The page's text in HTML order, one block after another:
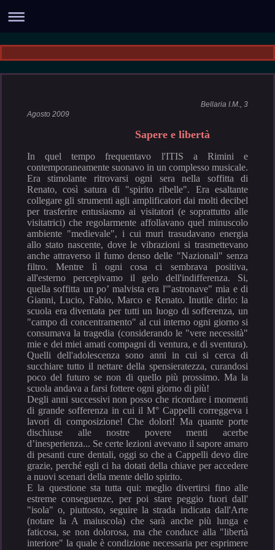
Bellaria I.M., 3
Agosto 2009
Sapere e libertà
In quel tempo frequentavo l'ITIS a Rimini e
contemporaneamente suonavo in un complesso musicale.
Era stimolante ritrovarsi ogni sera nella soffitta di
Renato, così satura di "spirito ribelle". Era esaltante
collegare gli strumenti agli amplificatori dai molti decibel
per trasferire entusiasmo ai visitatori (e soprattutto alle
visitatrici) che regolarmente affollavano quel minuscolo
ambiente "medievale", i cui muri trasudavano energia
allo stato nascente, dove le vibrazioni si trasmettevano
anche attraverso il fumo denso delle "Nazionali" senza
filtro. Mentre lì ogni cosa ci sembrava positiva,
all'esterno percepivamo il gelo dell'indifferenza. Si,
quella soffitta un po’ malvista era l'"astronave" mia e di
Gianni, Lucio, Fabio, Marco e Renato. Inutile dirlo: la
scuola era diventata per tutti un luogo di sofferenza, un
"campo di concentramento" al cui interno ogni giorno si
consumava la tragedia (considerando le "vere necessità"
mie e dei miei amati compagni di ventura, e di sventura).
Quelli dell'adolescenza sono anni in cui si cerca di
succhiare tutto il nettare della spensieratezza, curandosi
poco del futuro se non di quello più prossimo. Ma la
scuola andava a farsi fottere ogni giorno di più!
Degli anni successivi non posso che ricordare i momenti
di grande sofferenza in cui il M° Cappelli correggeva i
lavori di composizione! Che dolori! Ma quante porte
dischiuse alle nostre povere menti acerbe
d’inesperienza... Se certe lezioni avevano il sapore amaro
di pesanti cure dentali, oggi so che a Cappelli devo dire
grazie, perché egli ci ha dotati della chiave per accedere
a nuovi scenari della mente dello spirito.
E la questione sta tutta qui: meglio divertirsi fino alle
estreme conseguenze, per poi stare peggio fuori dall'
"isola" o, piuttosto, seguire la strada indicata dall'Arte
(notare la A maiuscola) che sarà anche più lunga e
faticosa, se non dolorosa, ma che conduce alla "libertà
interiore" la quale è condizione necessaria per esprimere